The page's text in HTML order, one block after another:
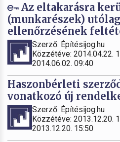
Az eltakarásra
(munkarészek)
ellenőrzésének
Szerző: Építésijog.hu
Közzétéve: 2014.04.22.
2014.06.02. 09:40
Haszonbérleti
vonatkozó új
Szerző: Építésijog.hu
Közzétéve: 2013.12.20.
2013.12.20. 15:50